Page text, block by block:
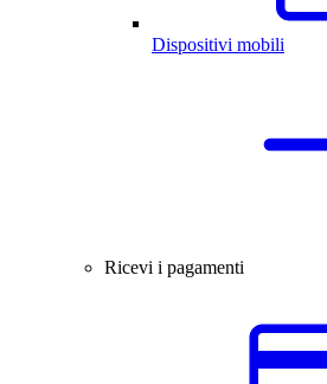
Dispositivi mobili
Ricevi i pagamenti